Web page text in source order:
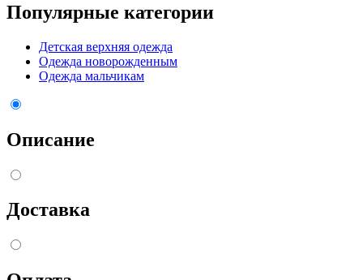
Популярные категории
Детская верхняя одежда
Одежда новорожденным
Одежда мальчикам
Описание
Доставка